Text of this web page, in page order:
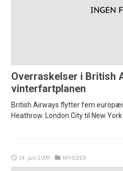
Overraskelser i British
vinterfartplanen
British Airways flytter fem
Heathrow. London City til New
24. juni 2009 NYHEDER